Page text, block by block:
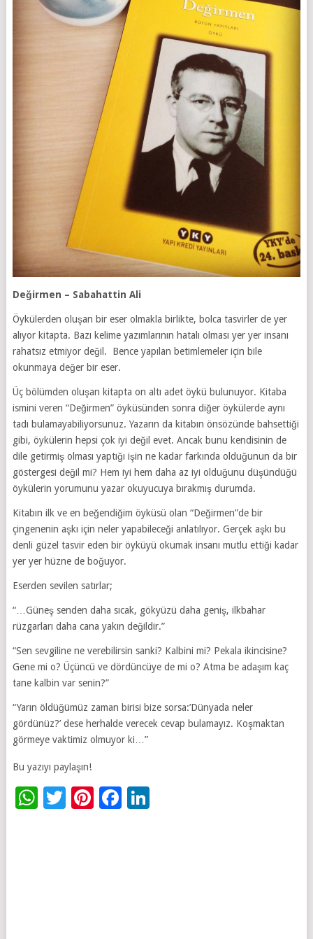
Değirmen – Sabahattin Ali
Öykülerden oluşan bir eser olmakla birlikte, bolca tasvirler de yer
alıyor kitapta. Bazı kelime yazımlarının hatalı olması yer yer insanı
rahatsız etmiyor değil. Bence yapılan betimlemeler için bile
okunmaya değer bir eser.
Üç bölümden oluşan kitapta on altı adet öykü bulunuyor. Kitaba
ismini veren “Değirmen” öyküsünden sonra diğer öykülerde aynı
tadı bulamayabiliyorsunuz. Yazarın da kitabın önsözünde bahsettiği
gibi, öykülerin hepsi çok iyi değil evet. Ancak bunu kendisinin de
dile getirmiş olması yaptığı işin ne kadar farkında olduğunun da bir
göstergesi değil mi? Hem iyi hem daha az iyi olduğunu düşündüğü
öykülerin yorumunu yazar okuyucuya bırakmış durumda.
Kitabın ilk ve en beğendiğim öyküsü olan “Değirmen”de bir
çingenenin aşkı için neler yapabileceği anlatılıyor. Gerçek aşkı bu
denli güzel tasvir eden bir öyküyü okumak insanı mutlu ettiği kadar
yer yer hüzne de boğuyor.
Eserden sevilen satırlar;
“…Güneş senden daha sıcak, gökyüzü daha geniş, ilkbahar
rüzgarları daha cana yakın değildir.”
“Sen sevgiline ne verebilirsin sanki? Kalbini mi? Pekala ikincisine?
Gene mi o? Üçüncü ve dördüncüye de mi o? Atma be adaşım kaç
tane kalbin var senin?”
“Yarın öldüğümüz zaman birisi bize sorsa:’Dünyada neler
gördünüz?’ dese herhalde verecek cevap bulamayız. Koşmaktan
görmeye vaktimiz olmuyor ki…”
Bu yazıyı paylaşın!
WhatsApp
Twitter
Pinterest
Facebook
LinkedIn